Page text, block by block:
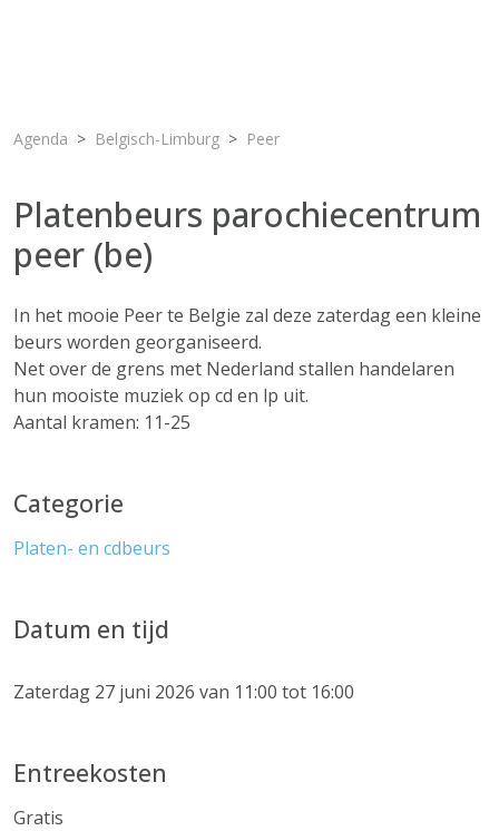
Agenda Belgisch-Limburg Peer
Platenbeurs parochiecentrum
peer (be)
In het mooie Peer te Belgie zal deze zaterdag een kleine
beurs worden georganiseerd.
Net over de grens met Nederland stallen handelaren
hun mooiste muziek op cd en lp uit.
Aantal kramen: 11-25
Categorie
Platen- en cdbeurs
Datum en tijd
Zaterdag 27 juni 2026 van 11:00 tot 16:00
Entreekosten
Gratis